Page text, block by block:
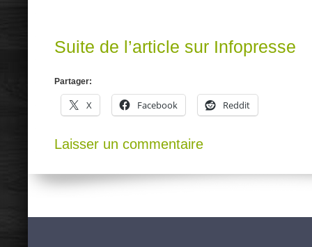
Suite de l’article sur Infopresse
Partager:
X Facebook Reddit
Laisser un commentaire